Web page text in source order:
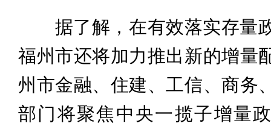
据了解，在有效落实存量
福州市还将加力推出新的增量
州市金融、住建、工信、商务
部门将聚焦中央一揽子增量